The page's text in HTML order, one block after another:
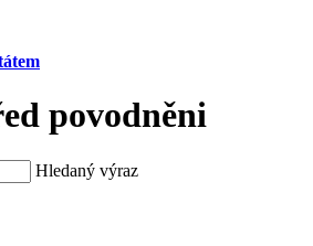
povodněni
Hledaný výraz